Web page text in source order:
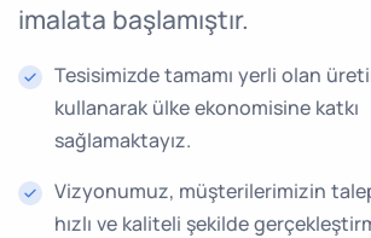
imalata başlamıştır.
Tesisimizde tamamı yerli olan
kullanarak ülke ekonomisine katkı
sağlamaktayız.
Vizyonumuz, müşterilerimizin
hızlı ve kaliteli şekilde